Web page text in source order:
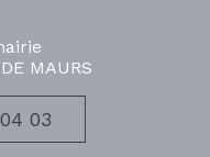
MAURS
03